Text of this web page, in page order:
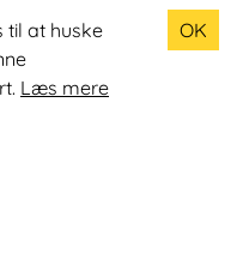
til at huske
Læs mere
OK